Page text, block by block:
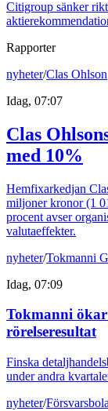
Citigroup sänker
Rapporter
nyheter/Clas Ohlson
Idag, 07:07
Clas
med 10%
Hemfixarkedjan
miljoner kronor (1
procent avser
valutaeffekter.
nyheter/Tokmanni
Idag, 07:09
Tokmanni
rörelseresultat
Finska
under andra
nyheter/